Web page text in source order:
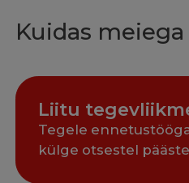
Kuidas
Liitu
Tegele
külge otsestel